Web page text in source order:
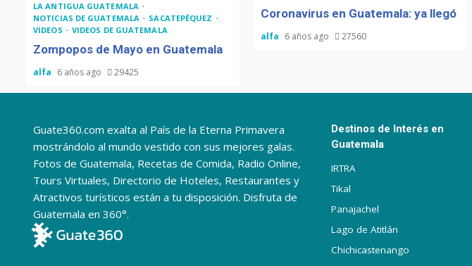
LA ANTIGUA GUATEMALA
NOTICIAS DE GUATEMALA
SACATEPÉQUEZ
VIDEOS
VIDEOS DE GUATEMALA
Zompopos de Mayo en Guatemala
alfa 6 años ago 29425
Coronavirus en Guatemala: ya llegó
alfa 6 años ago 27560
Guate360.com exalta al País de la Eterna Primavera
mostrándolo al mundo vestido con sus mejores galas.
Fotos de Guatemala, Recetas de Comida, Radio Online,
Tours Virtuales, Directorio de Hoteles, Restaurantes y
Atractivos turísticos están a tu disposición. Disfruta de
Guatemala en 360°.
Destinos de Interés en
Guatemala
IRTRA
Tikal
Panajachel
Lago de Atitlán
Chichicastenango